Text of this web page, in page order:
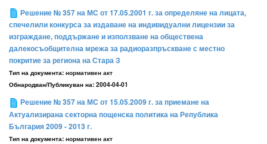
Решение № 357 на МС от 17.05.2001 г. за определяне на лицата,
спечелили конкурса за издаване на индивидуални лицензии за
изграждане, поддържане и използване на обществена
далекосъобщителна мрежа за радиоразпръскване с местно
покритие за региона на Стара З
Тип на документа: нормативен акт
Обнародван/Публикуван на: 2004-04-01
Решение № 357 на МС от 15.05.2009 г. за приемане на
Актуализирана секторна пощенска политика на Република
България 2009 - 2013 г.
Тип на документа: нормативен акт